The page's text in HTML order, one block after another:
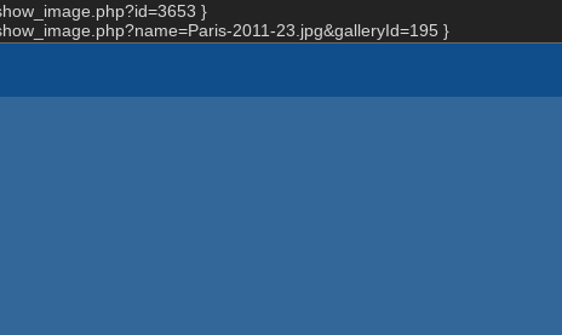
}
2011-23.jpg&galleryId=195 }